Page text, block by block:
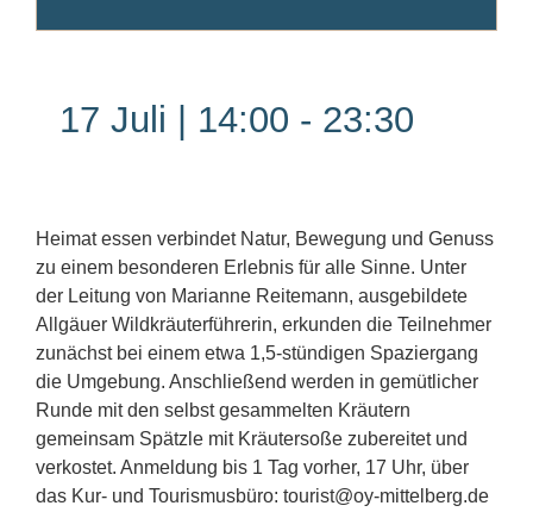
17 Juli | 14:00 - 23:30
Heimat essen verbindet Natur, Bewegung und Genuss
zu einem besonderen Erlebnis für alle Sinne. Unter
der Leitung von Marianne Reitemann, ausgebildete
Allgäuer Wildkräuterführerin, erkunden die Teilnehmer
zunächst bei einem etwa 1,5-stündigen Spaziergang
die Umgebung. Anschließend werden in gemütlicher
Runde mit den selbst gesammelten Kräutern
gemeinsam Spätzle mit Kräutersoße zubereitet und
verkostet. Anmeldung bis 1 Tag vorher, 17 Uhr, über
das Kur- und Tourismusbüro: tourist@oy-mittelberg.de